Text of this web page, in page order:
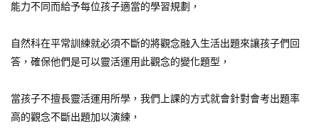
能力不同而給予每位孩子適當的學習規劃，
自然科在平常訓練就必須不斷的將觀念融入生活出題來讓孩子們回
答，確保他們是可以靈活運用此觀念的變化題型，
當孩子不擅長靈活運用所學，我們上課的方式就會針對會考出題率
高的觀念不斷出題加以演練，